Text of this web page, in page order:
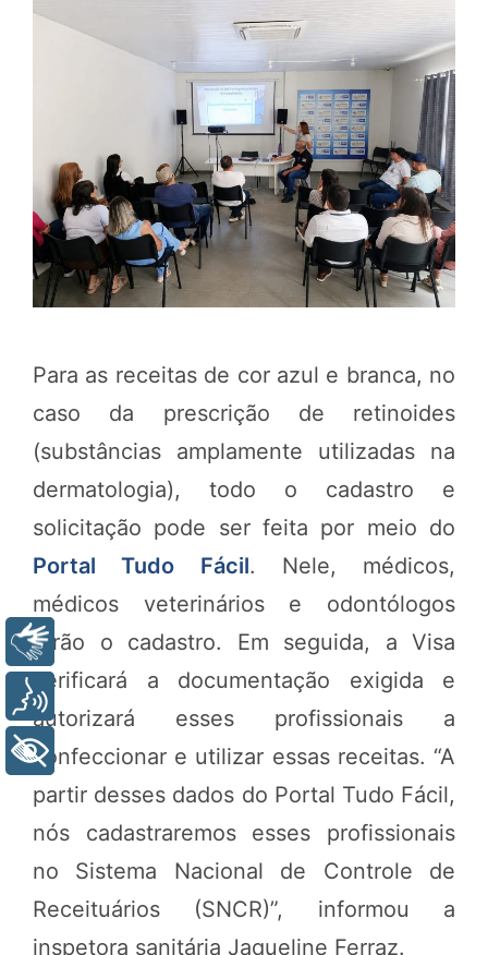
Para as receitas de cor azul e branca, no
caso da prescrição de retinoides
(substâncias amplamente utilizadas na
dermatologia), todo o cadastro e
solicitação pode ser feita por meio do
Portal Tudo Fácil. Nele, médicos,
médicos veterinários e odontólogos
farão o cadastro. Em seguida, a Visa
verificará a documentação exigida e
autorizará esses profissionais a
confeccionar e utilizar essas receitas. “A
partir desses dados do Portal Tudo Fácil,
nós cadastraremos esses profissionais
no Sistema Nacional de Controle de
Receituários (SNCR)”, informou a
inspetora sanitária Jaqueline Ferraz.
Libras
+ Acessibilidade